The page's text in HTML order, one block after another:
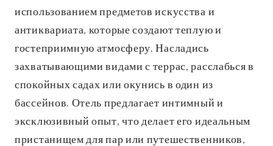
использованием предметов искусства и
антиквариата, которые создают теплую и
гостеприимную атмосферу. Насладись
захватывающими видами с террас, расслабься в
спокойных садах или окунись в один из
бассейнов. Отель предлагает интимный и
эксклюзивный опыт, что делает его идеальным
пристанищем для пар или путешественников,